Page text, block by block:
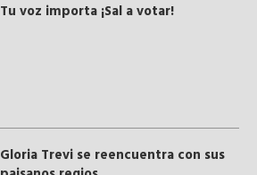
Tu voz importa ¡Sal a votar!
Gloria Trevi se reencuentra con sus